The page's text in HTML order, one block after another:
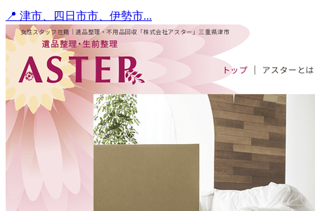
📍 津市、四日市市、伊勢市...